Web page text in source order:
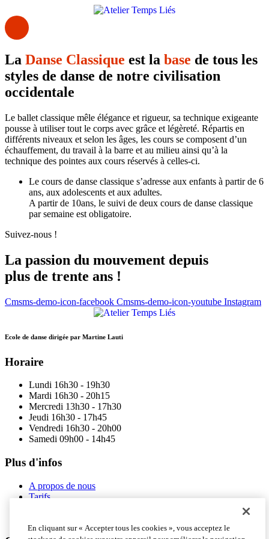
La Danse Classique est la base de tous les
styles de danse de notre civilisation
occidentale
Le ballet classique mêle élégance et rigueur, sa technique exigeante
pousse à utiliser tout le corps avec grâce et légèreté. Répartis en
différents niveaux et selon les âges, les cours se composent d’un
échauffement, du travail à la barre et au milieu ainsi qu’à la
technique des pointes aux cours réservés à celles-ci.
Le cours de danse classique s’adresse aux enfants à partir de 6
ans, aux adolescents et aux adultes.
A partir de 10ans, le suivi de deux cours de danse classique
par semaine est obligatoire.
Suivez-nous !
La passion du mouvement depuis
plus de trente ans !
Cmsms-demo-icon-facebook Cmsms-demo-icon-youtube Instagram
Ecole de danse dirigée par Martine Lauti
Horaire
Lundi 16h30 - 19h30
Mardi 16h30 - 20h15
Mercredi 13h30 - 17h30
Jeudi 16h30 - 17h45
Vendredi 16h30 - 20h00
Samedi 09h00 - 14h45
Plus d'infos
A propos de nous
Tarifs
En cliquant sur « Accepter tous les cookies », vous acceptez le